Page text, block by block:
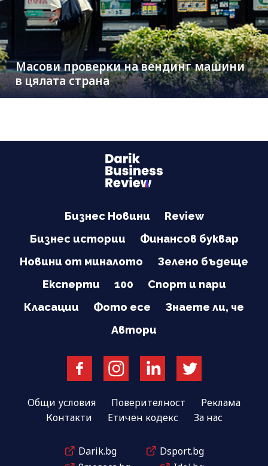
Масови проверки на вендинг машини
в цялата страна
Бизнес Новини
Review
Бизнес истории
Финансов буквар
Новини от миналото
Зелено бъдеще
Експерти
100
Спорт и пари
Класации
Фото есе
Знаете ли, че
Автори
Общи условия Поверителност
Реклама
Контакти
Етичен кодекс За нас
Darik.bg
Dsport.bg